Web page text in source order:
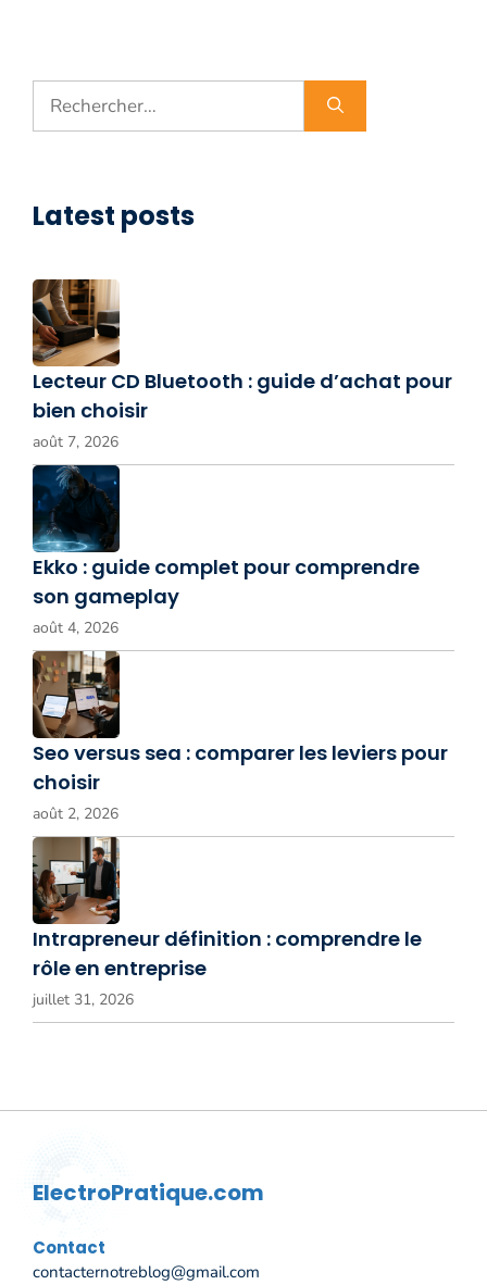
Rechercher :
Latest posts
Lecteur CD Bluetooth : guide d’achat pour
bien choisir
août 7, 2026
Ekko : guide complet pour comprendre
son gameplay
août 4, 2026
Seo versus sea : comparer les leviers pour
choisir
août 2, 2026
Intrapreneur définition : comprendre le
rôle en entreprise
juillet 31, 2026
ElectroPratique.com
Contact
contacternotreblog@gmail.com